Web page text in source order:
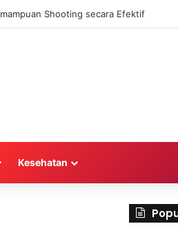
Shooting secara Efektif
Kesehatan